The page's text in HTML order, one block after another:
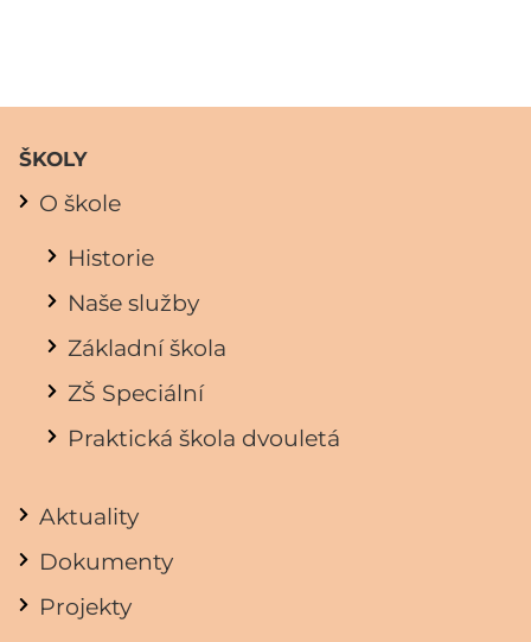
ŠKOLY
O škole
Historie
Naše služby
Základní škola
ZŠ Speciální
Praktická škola dvouletá
Aktuality
Dokumenty
Projekty